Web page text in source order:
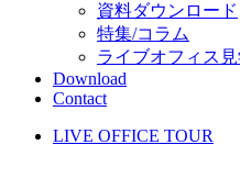
資料ダウンロード
特集/コラム
ライブオフィス
Download
Contact
LIVE OFFICE TOUR